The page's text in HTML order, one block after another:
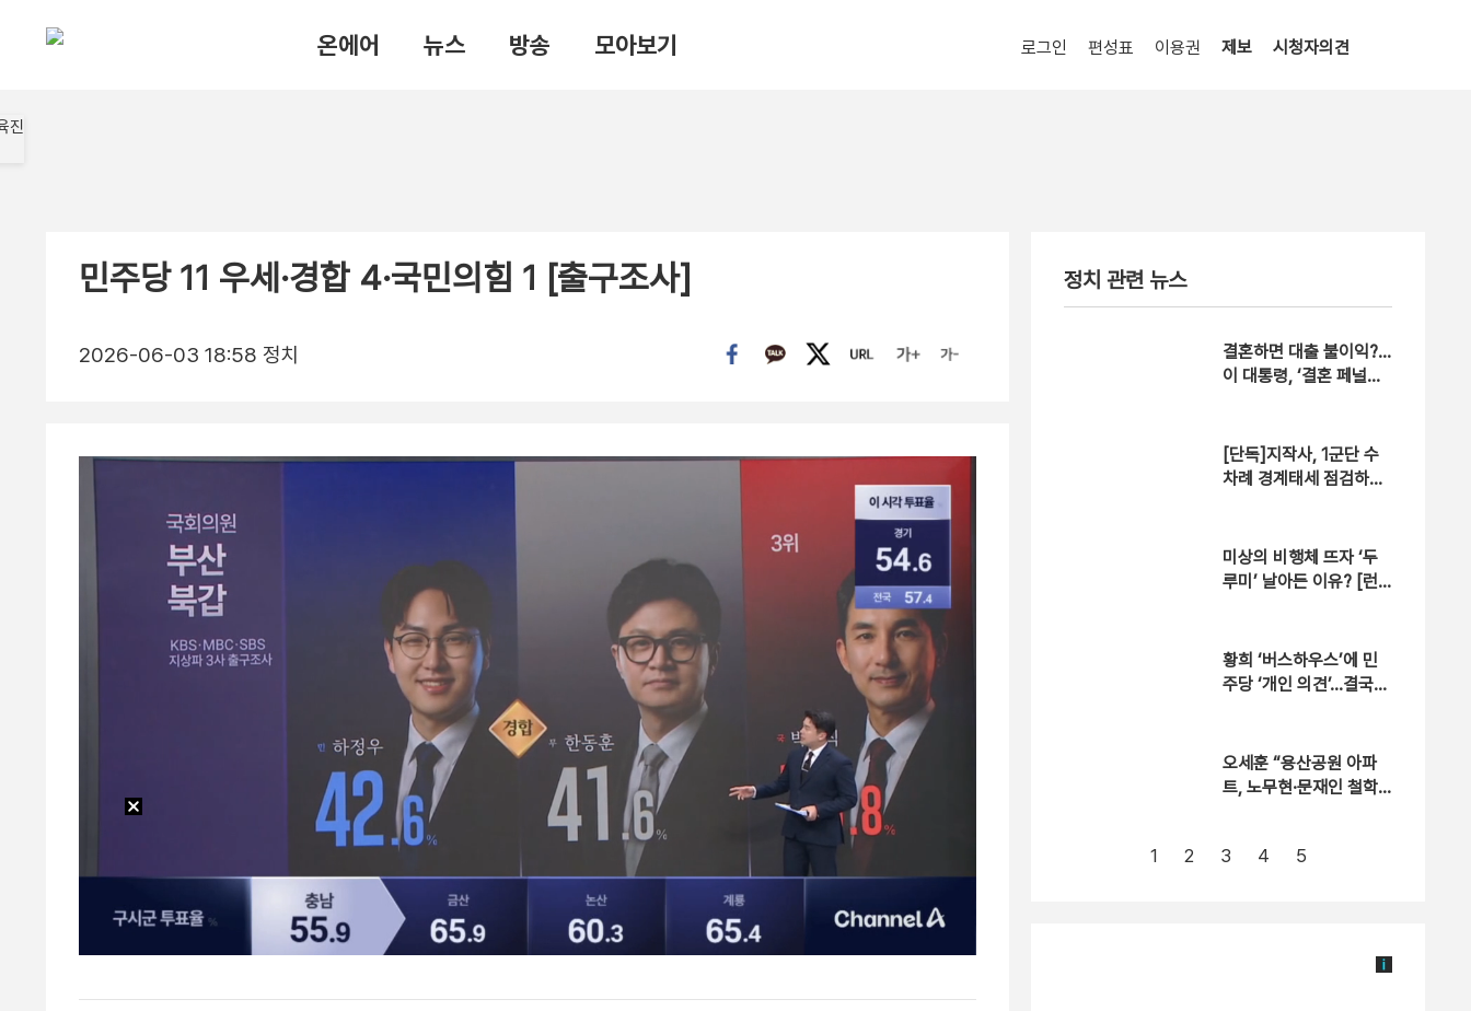
온에어 뉴스 방송 모아보기 로그인 편성표 이용권 제보 시청자의견
민주당 11 우세·경합 4·국민의힘 1 [출구조사]
2026-06-03 18:58 정치
정치 관련 뉴스
결혼하면 대출 불이익?…
이 대통령, ‘결혼 페널티
[단독]지작사, 1군단 수
차례 경계태세 점검하고
미상의 비행체 뜨자 ‘두
루미’ 날아든 이유? [런
황희 ‘버스하우스’에 민
주당 ‘개인 의견’…결국
오세훈 “용산공원 아파
트, 노무현·문재인 철학
1 2 3 4 5